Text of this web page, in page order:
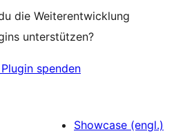
die Weiterentwicklung
unterstützen?
spenden
Showcase (engl.)